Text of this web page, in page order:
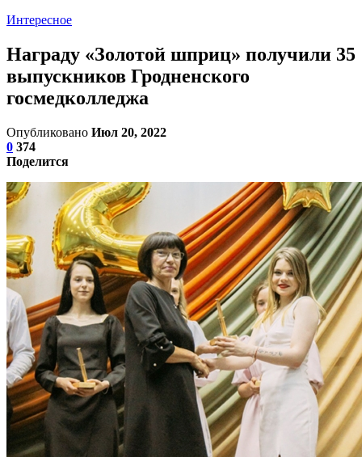
Интересное
Награду «Золотой шприц» получили 35
выпускников Гродненского
госмедколледжа
Опубликовано Июл 20, 2022
0 374
Поделится